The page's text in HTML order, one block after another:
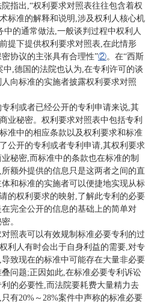
指出,“权利要求对照表往往包含着权
标准的解释和说明,涉及权利人核心机
的通常做法,一般谈判过程中权利人
提下提供权利要求对照表,在此情形
协议的主张具有合理性”②。在“西斯
中,德国的法院也认为,在专利许可的谈
向标准的实施者披露权利要求对照
利或者已经公开的专利申请来说,其
业秘密。权利要求对照表中包括专利
准中的相应条款以及权利要求和标准
公开的专利或者专利申请,其权利要求
秘密,而标准中的条款也在标准的制
额外提供的信息只是这两者之间的直
和标准的实施者可以便捷地实现从标
的权利要求的映射,了解此专利的必要
完全公开的信息的基础上的简单对
。
照表可以有效规制标准必要专利的过
利人有时会出于自身利益的需要,对专
致现在的标准中可能存在大量非必要
问题;正因如此,在标准必要专利诉讼
的必要性,而法院要耗费大量精力去
有20%～28%案件中声称的标准必要